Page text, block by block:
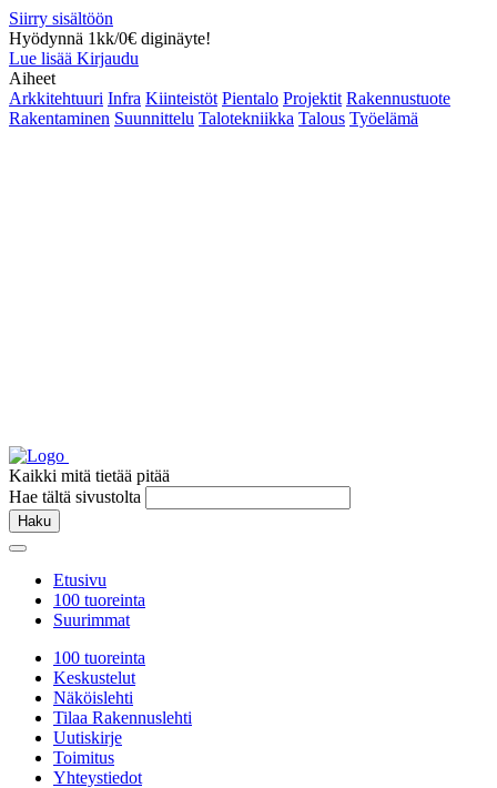
Siirry sisältöön
Hyödynnä 1kk/0€ diginäyte!
Lue lisää Kirjaudu
Aiheet
Arkkitehtuuri Infra Kiinteistöt Pientalo Projektit Rakennustuote
Rakentaminen Suunnittelu Talotekniikka Talous Työelämä
Kaikki mitä tietää pitää
Hae tältä sivustolta
Haku
Etusivu
100 tuoreinta
Suurimmat
100 tuoreinta
Keskustelut
Näköislehti
Tilaa Rakennuslehti
Uutiskirje
Toimitus
Yhteystiedot